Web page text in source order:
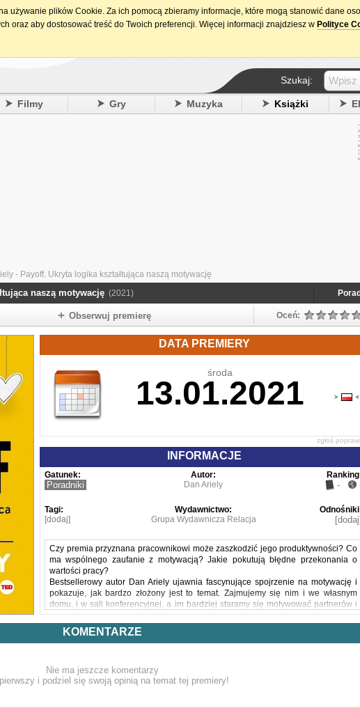
15. urodziny DataPremiery.pl
Szukaj:
Filmy Gry Muzyka Książki
- Payoff. Ukryta logika kształtująca naszą motywację
naszą motywację (2021)
Obserwuj premierę Oceń:
DATA PREMIERY
środa
13.01.2021
zgłoś
INFORMACJE
Gatunek:
Poradniki
Autor:
Dan Ariely
-
Tagi:
[dodaj]
Wydawnictwo:
Grupa Wydawnicza Relacja
[dodaj]
Czy premia przyznana pracownikowi może zaszkodzić jego produktywności? Co
ma wspólnego zaufanie z motywacją? Jakie pokutują błędne przekonania o
wartości pracy?
Bestsellerowy autor Dan Ariely ujawnia fascynujące spojrzenie na motywację i
pokazuje, jak bardzo złożony jest to temat. Zajmujemy się nim i we własnym
domu, i w sali konferencyjnej, a im bardziej staramy się motywować partnerów i
dzieci, przyjaciół i współpracowników, tym wyraźniej widać, że historia motywacji
jest o wiele bardziej skomplikowana i fascynująca, niż zakładaliśmy.
Ariely sprawdza, jak można wykorzystać wiedzę o motywacji do podejmowania
Powyższy opis pochodzi od wydawcy.
KOMENTARZE
Nie ma jeszcze komentarzy
i podziel się swoją opinią na temat tej premiery!
używanie plików Cookie. Za ich pomocą zbieramy informacje, które mogą stanowić dane
oraz aby dostosować treść do Twoich preferencji. Więcej informacji znajdziesz w Polityce